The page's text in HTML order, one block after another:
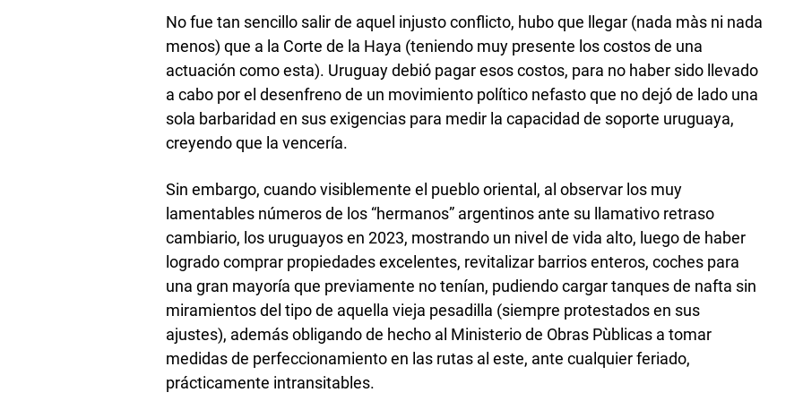
No fue tan sencillo salir de aquel injusto conflicto, hubo que llegar (nada màs ni nada
menos) que a la Corte de la Haya (teniendo muy presente los costos de una
actuación como esta). Uruguay debió pagar esos costos, para no haber sido llevado
a cabo por el desenfreno de un movimiento político nefasto que no dejó de lado una
sola barbaridad en sus exigencias para medir la capacidad de soporte uruguaya,
creyendo que la vencería.
Sin embargo, cuando visiblemente el pueblo oriental, al observar los muy
lamentables números de los “hermanos” argentinos ante su llamativo retraso
cambiario, los uruguayos en 2023, mostrando un nivel de vida alto, luego de haber
logrado comprar propiedades excelentes, revitalizar barrios enteros, coches para
una gran mayoría que previamente no tenían, pudiendo cargar tanques de nafta sin
miramientos del tipo de aquella vieja pesadilla (siempre protestados en sus
ajustes), además obligando de hecho al Ministerio de Obras Pùblicas a tomar
medidas de perfeccionamiento en las rutas al este, ante cualquier feriado,
prácticamente intransitables.